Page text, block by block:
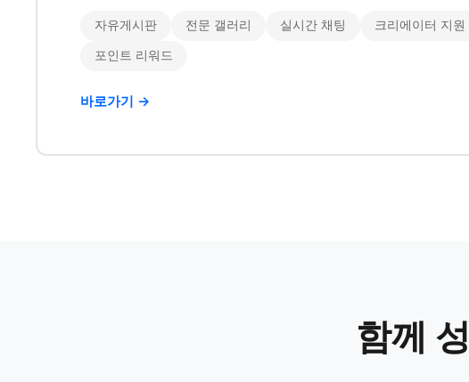
자유게시판 전문 갤러리 실시간 채팅 크리에이터 지원
포인트 리워드
바로가기 →
함께